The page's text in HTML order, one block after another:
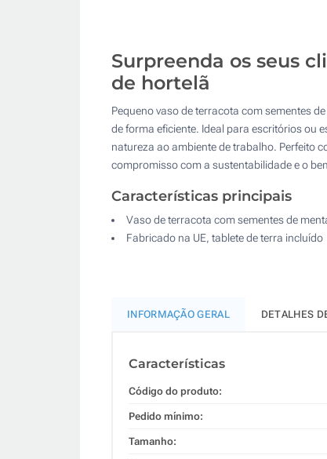
Surpreenda os seus
de hortelã
Pequeno vaso de terracota com sementes
de forma eficiente. Ideal para escritórios ou
natureza ao ambiente de trabalho. Perfeito
compromisso com a sustentabilidade e o
Características principais
Vaso de terracota com sementes de
Fabricado na UE, tablete de terra incluído
INFORMAÇÃO GERAL DETALHES
Características
Código do produto:
Pedido mínimo:
Tamanho: